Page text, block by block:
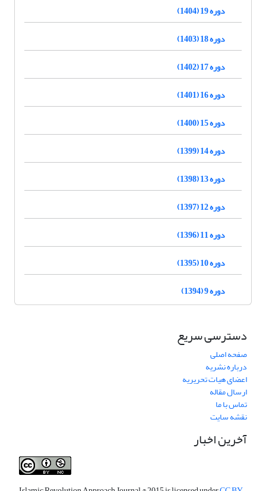
دوره 19 (1404)
دوره 18 (1403)
دوره 17 (1402)
دوره 16 (1401)
دوره 15 (1400)
دوره 14 (1399)
دوره 13 (1398)
دوره 12 (1397)
دوره 11 (1396)
دوره 10 (1395)
دوره 9 (1394)
دسترسی سریع
صفحه اصلی
درباره نشریه
اعضای هیات تحریریه
ارسال مقاله
تماس با ما
نقشه سایت
آخرین اخبار